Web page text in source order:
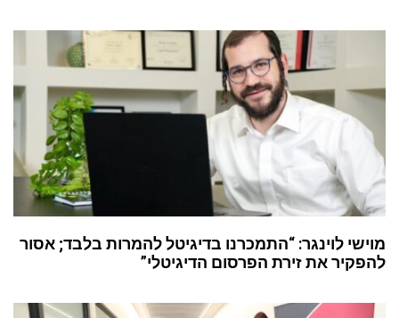
מוישי לוינגר: “התמכרנו בדיגיטל להמרות בלבד; אסור
להפקיר את זירת הפרסום הדיגיטלי”